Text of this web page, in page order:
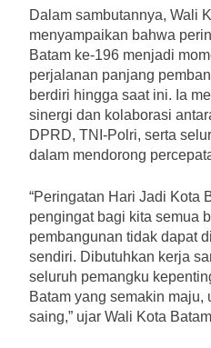
Dalam sambutannya, Wali
menyampaikan bahwa
Batam ke-196 menjadi
perjalanan panjang
berdiri hingga saat ini. Ia
sinergi dan kolaborasi
DPRD, TNI-Polri, serta
dalam mendorong
“Peringatan Hari Jadi Kota
pengingat bagi kita semua
pembangunan tidak dapat
sendiri. Dibutuhkan kerja
seluruh pemangku
Batam yang semakin maju,
saing,” ujar Wali Kota